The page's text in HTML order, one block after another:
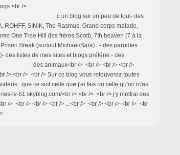
<br />
c un blog sur un peu de tout- des
ROHFF, SINIK, The Rasmus, Grand corps malade,
One Tree Hill (les frères Scott), 7th heaven (7 à la
Break (surtout Michael/Sara)...- des parodies
des listes de mes sites et blogs préférer.- des
/> <br /> <br /> <br />
/> <br /> <br /> Sur ce blog vous retouverez toutes
ce soit celle que j'ai fais ou celle qu'on m'as
tv-51.skyblog.com/<br /> <br /> <br /> j'y mettrai des
/> <br /> <br /> <br /> ...<br /> <br /> <br /> <br /> <br